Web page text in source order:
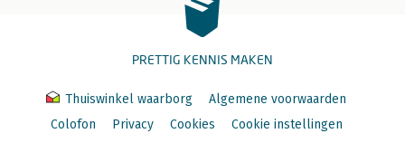
PRETTIG KENNIS MAKEN
Thuiswinkel waarborg
Algemene voorwaarden
Colofon
Privacy Cookies
Cookie instellingen